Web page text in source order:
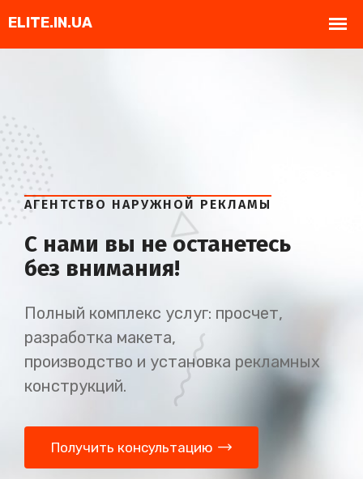
АГЕНТСТВО НАРУЖНОЙ РЕКЛАМЫ
С нами вы не останетесь
без внимания!
Полный комплекс услуг: просчет,
разработка макета,
производство и установка рекламных
конструкций.
Получить консультацию